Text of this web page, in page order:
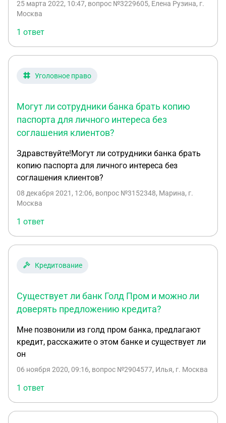
25 марта 2022, 10:47, вопрос №3229605, Елена Рузина, г.
Москва
1 ответ
Уголовное право
Могут ли сотрудники банка брать копию
паспорта для личного интереса без
соглашения клиентов?
Здравствуйте!Могут ли сотрудники банка брать
копию паспорта для личного интереса без
соглашения клиентов?
08 декабря 2021, 12:06, вопрос №3152348, Марина, г.
Москва
1 ответ
Кредитование
Существует ли банк Голд Пром и можно ли
доверять предложению кредита?
Мне позвонили из голд пром банка, предлагают
кредит, расскажите о этом банке и существует ли
он
06 ноября 2020, 09:16, вопрос №2904577, Илья, г. Москва
1 ответ